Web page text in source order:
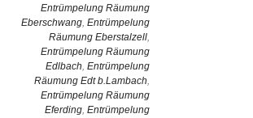
Entrümpelung Räumung
Eberschwang, Entrümpelung
Räumung Eberstalzell,
Entrümpelung Räumung
Edlbach, Entrümpelung
Räumung Edt b.Lambach,
Entrümpelung Räumung
Eferding, Entrümpelung